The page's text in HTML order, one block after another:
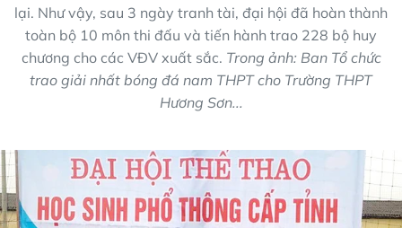
lại. Như vậy, sau 3 ngày tranh tài, đại hội đã hoàn thành
toàn bộ 10 môn thi đấu và tiến hành trao 228 bộ huy
chương cho các VĐV xuất sắc. Trong ảnh: Ban Tổ chức
trao giải nhất bóng đá nam THPT cho Trường THPT
Hương Sơn...